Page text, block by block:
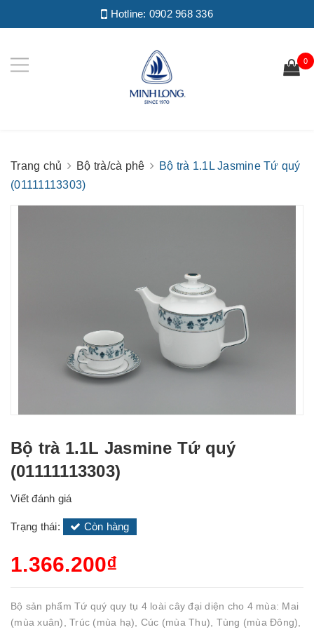
Hotline: 0902 968 336
0
Trang chủ Bộ trà/cà phê
Bộ trà 1.1L Jasmine Tứ quý
(01111113303)
Bộ trà 1.1L Jasmine Tứ quý
(01111113303)
Viết đánh giá
Trạng thái: Còn hàng
1.366.200₫
Bộ sản phẩm Tứ quý quy tụ 4 loài cây đại diện cho 4 mùa: Mai
(mùa xuân), Trúc (mùa hạ), Cúc (mùa Thu), Tùng (mùa Đông),